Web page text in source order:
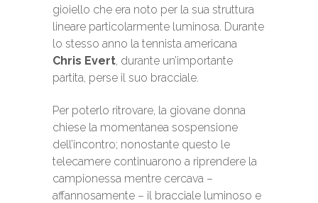
gioiello che era noto per la sua struttura
lineare particolarmente luminosa. Durante
lo stesso anno la tennista americana
Chris Evert , durante un’importante
partita, perse il suo bracciale.
Per poterlo ritrovare, la giovane donna
chiese la momentanea sospensione
dell’incontro; nonostante questo le
telecamere continuarono a riprendere la
campionessa mentre cercava –
affannosamente – il bracciale luminoso e